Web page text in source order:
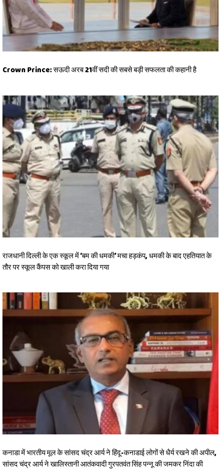
Crown Prince: सऊदी अरब 21वीं सदी की सबसे बड़ी सफलता की कहानी है
राजधानी दिल्ली के एक स्कूल में ‘बम की धमकी’ मचा हड़कंप, धमकी के बाद एहतियात के
तौर पर स्कूल कैंपस को खाली करा दिया गया
कनाडा में भारतीय मूल के सांसद चंद्र आर्य ने हिंदू-कनाडाई लोगों से धैर्य रखने की अपील,
सांसद चंद्र आर्य ने खालिस्तानी आतंकवादी गुरपतवंत सिंह पन्नू की जमकर निंदा की